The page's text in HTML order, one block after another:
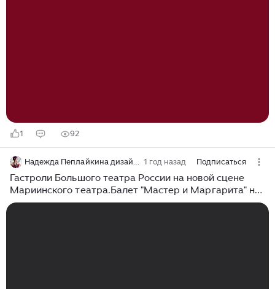
1 92
Надежда Пеплайкина дизайнер собственной жизни! 1 год назад Подписаться
Гастроли Большого театра России на новой сцене
Мариинского театра.Балет "Мастер и Маргарита" на
музыка Альфреда Шнитке и Милко Лазара.